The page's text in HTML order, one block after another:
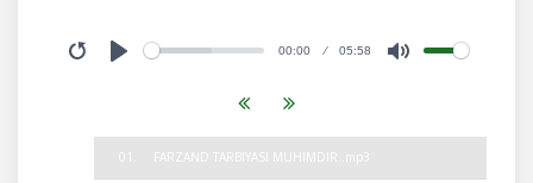
00:00
05:58
01. FARZAND TARBIYASI MUHIMDIR..mp3